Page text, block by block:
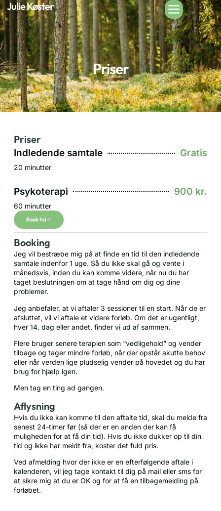
Julie Køster
Priser
Priser
Indledende samtale Gratis
20 minutter
Psykoterapi 900 kr.
60 minutter
Book tid
Booking
Jeg vil bestræbe mig på at finde en tid til den indledende
samtale indenfor 1 uge. Så du ikke skal gå og vente i
månedsvis, inden du kan komme videre, når nu du har
taget beslutningen om at tage hånd om dig og dine
problemer.
Jeg anbefaler, at vi aftaler 3 sessioner til en start. Når de er
afsluttet, vil vi aftale et videre forløb. Om det er ugentligt,
hver 14. dag eller andet, finder vi ud af sammen.
Flere bruger senere terapien som “vedligehold” og vender
tilbage og tager mindre forløb, når der opstår akutte behov
eller når verden lige pludselig vender på hovedet og du har
brug for hjælp igen.
Men tag en ting ad gangen.
Aflysning
Hvis du ikke kan komme til den aftalte tid, skal du melde fra
senest 24-timer før (så der er en anden der kan få
muligheden for at få din tid). Hvis du ikke dukker op til din
tid og ikke har meldt fra, koster det fuld pris.
Ved afmelding hvor der ikke er en efterfølgende aftale i
kalenderen, vil jeg tage kontakt til dig på mail eller sms for
at sikre mig at du er OK og for at få en tilbagemelding på
forløbet.